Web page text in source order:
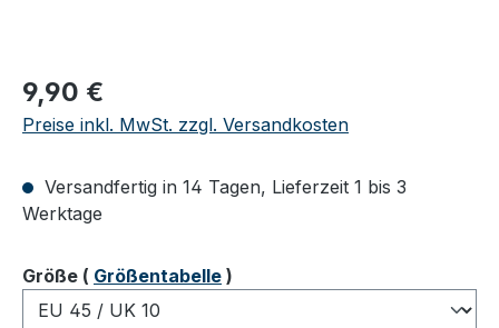
Regulärer Preis:
9,90 €
Preise inkl. MwSt. zzgl. Versandkosten
Versandfertig in 14 Tagen, Lieferzeit 1 bis 3
Werktage
Größeauswählen
( Größentabelle )